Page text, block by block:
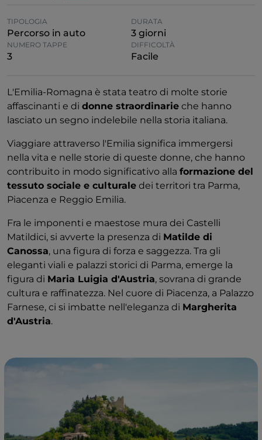
TIPOLOGIA
Percorso in auto
DURATA
3 giorni
NUMERO TAPPE
3
DIFFICOLTÀ
Facile
L'Emilia-Romagna è stata teatro di molte storie
affascinanti e di donne straordinarie che hanno
lasciato un segno indelebile nella storia italiana.
Viaggiare attraverso l'Emilia significa immergersi
nella vita e nelle storie di queste donne, che hanno
contribuito in modo significativo alla formazione del
tessuto sociale e culturale dei territori tra Parma,
Piacenza e Reggio Emilia.
Fra le imponenti e maestose mura dei Castelli
Matildici, si avverte la presenza di Matilde di
Canossa, una figura di forza e saggezza. Tra gli
eleganti viali e palazzi storici di Parma, emerge la
figura di Maria Luigia d'Austria, sovrana di grande
cultura e raffinatezza. Nel cuore di Piacenza, a Palazzo
Farnese, ci si imbatte nell'eleganza di Margherita
d'Austria.